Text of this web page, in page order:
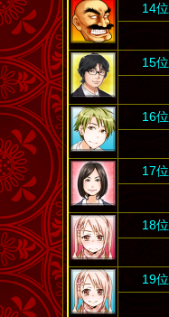
14位
15位
16位
17位
18位
19位